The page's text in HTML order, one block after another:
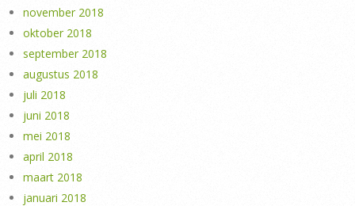
november 2018
oktober 2018
september 2018
augustus 2018
juli 2018
juni 2018
mei 2018
april 2018
maart 2018
januari 2018